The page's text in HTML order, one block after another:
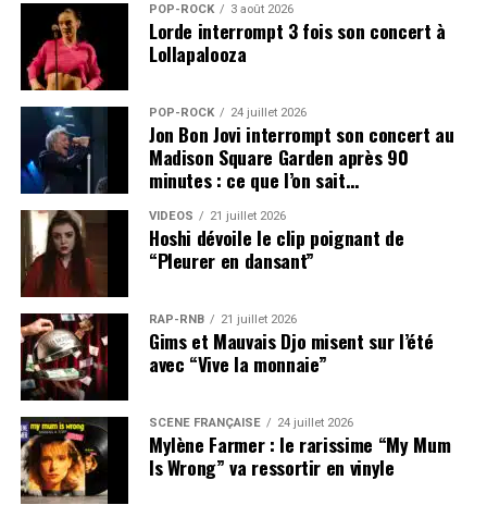
POP-ROCK 3 août 2026
Lorde interrompt 3 fois son concert à
Lollapalooza
POP-ROCK 24 juillet 2026
Jon Bon Jovi interrompt son concert au
Madison Square Garden après 90
minutes : ce que l’on sait…
VIDEOS 21 juillet 2026
Hoshi dévoile le clip poignant de
“Pleurer en dansant”
RAP-RNB 21 juillet 2026
Gims et Mauvais Djo misent sur l’été
avec “Vive la monnaie”
SCÈNE FRANÇAISE 24 juillet 2026
Mylène Farmer : le rarissime “My Mum
Is Wrong” va ressortir en vinyle